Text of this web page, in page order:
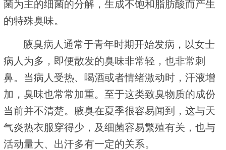
菌为主的细菌的分解，生成不饱和脂肪酸而产生
的特殊臭味。
腋臭病人通常于青年时期开始发病，以女士
病人为多，即便散发的臭味非常轻，也非常刺
鼻。当病人受热、喝酒或者情绪激动时，汗液增
加，臭味也常常加重。至于这类致臭物质的成份
当前并不清楚。腋臭在夏季很容易闻到，这与天
气炎热衣服穿得少，及细菌容易繁殖有关，也与
活动量大、出汗多有一定的关系。